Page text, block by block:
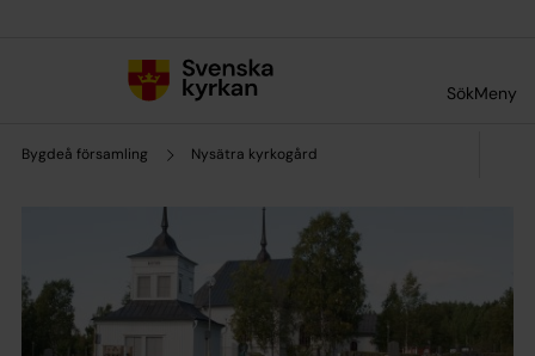
SökMeny
Bygdeå församling Nysätra kyrkogård